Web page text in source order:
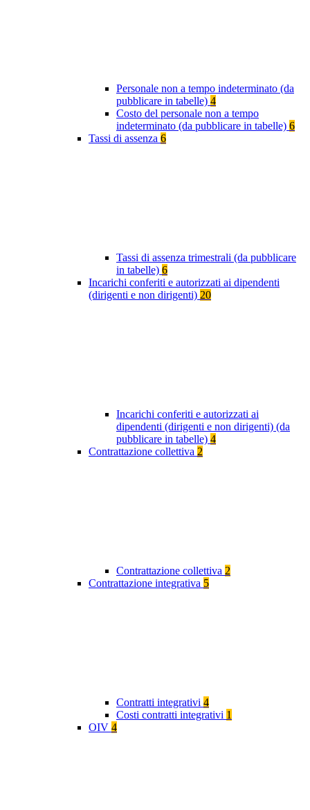
Personale non a tempo indeterminato (da
pubblicare in tabelle) 4
Costo del personale non a tempo
indeterminato (da pubblicare in tabelle) 6
Tassi di assenza 6
Tassi di assenza trimestrali (da pubblicare
in tabelle) 6
Incarichi conferiti e autorizzati ai dipendenti
(dirigenti e non dirigenti) 20
Incarichi conferiti e autorizzati ai
dipendenti (dirigenti e non dirigenti) (da
pubblicare in tabelle) 4
Contrattazione collettiva 2
Contrattazione collettiva 2
Contrattazione integrativa 5
Contratti integrativi 4
Costi contratti integrativi 1
OIV 4